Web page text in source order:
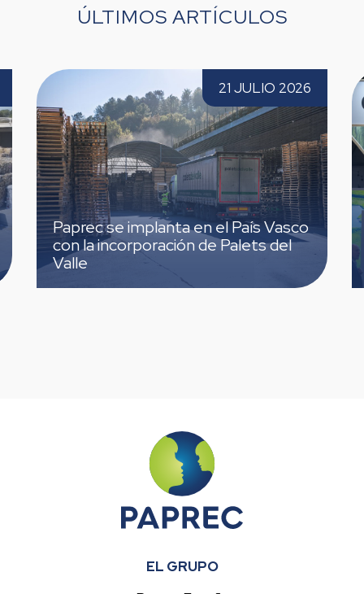
ÚLTIMOS ARTÍCULOS
implanta en el País Vasco con la
de Palets del Valle
21 JULIO 2026
se implanta en el País Vasco
incorporación de Palets del
Paprec
Paprec
TECMA
EL GRUPO